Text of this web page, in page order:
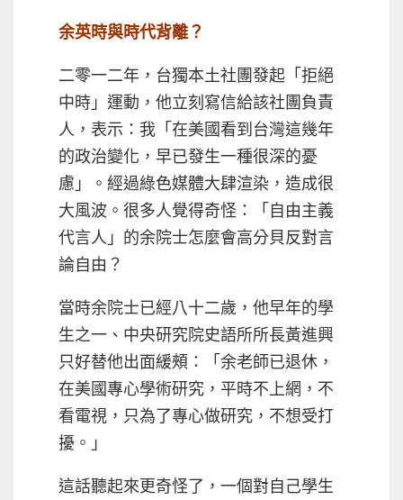
余英時與時代背離？
二零一二年，台獨本土社團發起「拒絕
中時」運動，他立刻寫信給該社團負責
人，表示：我「在美國看到台灣這幾年
的政治變化，早已發生一種很深的憂
慮」。經過綠色媒體大肆渲染，造成很
大風波。很多人覺得奇怪：「自由主義
代言人」的余院士怎麼會高分貝反對言
論自由？
當時余院士已經八十二歲，他早年的學
生之一、中央研究院史語所所長黃進興
只好替他出面緩頰：「余老師已退休，
在美國專心學術研究，平時不上網，不
看電視，只為了專心做研究，不想受打
擾。」
這話聽起來更奇怪了，一個對自己學生